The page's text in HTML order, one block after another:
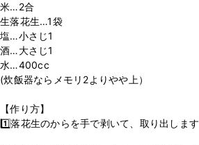
米…2合
生落花生…1袋
塩…小さじ1
酒…大さじ1
水…400cc
(炊飯器ならメモリ2よりやや上）
【作り方】
1️⃣落花生のからを手で剥いて、取り出します